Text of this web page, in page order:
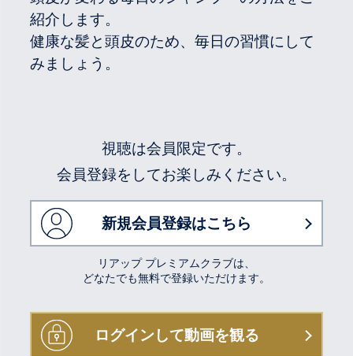
紹介します。
健康な髪と頭皮のため、毎日の習慣にして
みましょう。
視聴は会員限定です。
会員登録をしてお楽しみください。
新規会員登録はこちら
リアップ プレミアムクラブは、
どなたでも無料で登録いただけます。
ログインして動画を観る